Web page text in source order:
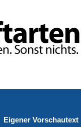
Eigener Vorschautext